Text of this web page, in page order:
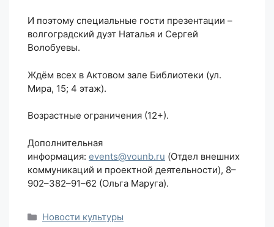
И поэтому специальные гости презентации –
волгоградский дуэт Наталья и Сергей
Волобуевы.
Ждём всех в Актовом зале Библиотеки (ул.
Мира, 15; 4 этаж).
Возрастные ограничения (12+).
Дополнительная
информация: events@vounb.ru (Отдел внешних
коммуникаций и проектной деятельности), 8–
902–382–91–62 (Ольга Маруга).
Рубрики
Новости культуры